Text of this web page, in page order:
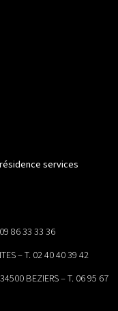
services
86 33 33 36
– T. 02 40 40 39 42
BEZIERS – T. 06 95 67